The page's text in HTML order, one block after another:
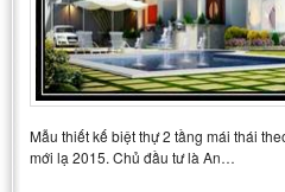
Mẫu thiết kế biệt thự 2 tầng mái thái
mới lạ 2015. Chủ đầu tư là An…